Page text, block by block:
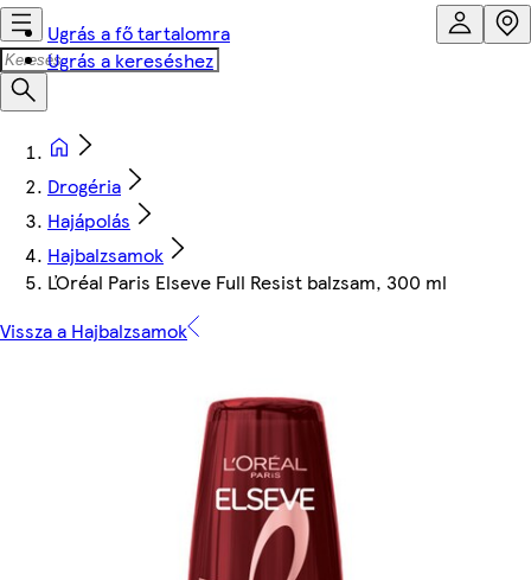
Ugrás a fő tartalomra
Ugrás a kereséshez
Drogéria
Hajápolás
Hajbalzsamok
ĽOréal Paris Elseve Full Resist balzsam, 300 ml
Vissza a Hajbalzsamok